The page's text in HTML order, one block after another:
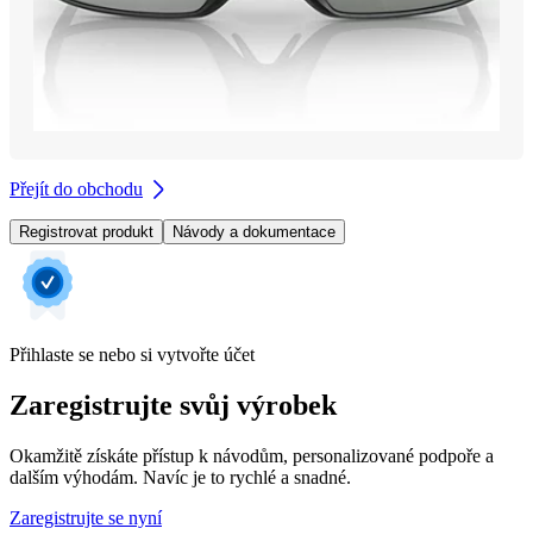
Přejít do obchodu
Registrovat produkt Návody a dokumentace
Přihlaste se nebo si vytvořte účet
Zaregistrujte svůj výrobek
Okamžitě získáte přístup k návodům, personalizované podpoře a
dalším výhodám. Navíc je to rychlé a snadné.
Zaregistrujte se nyní